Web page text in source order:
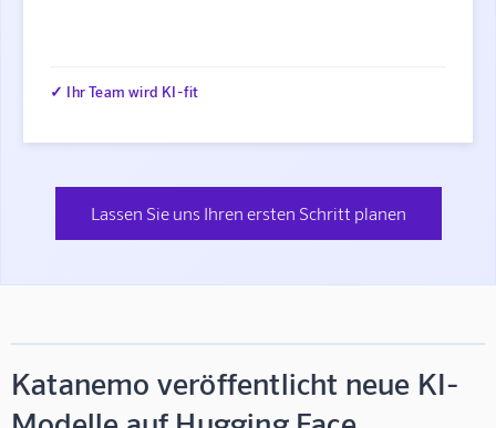
✓ Ihr Team wird KI-fit
Lassen Sie uns Ihren ersten Schritt planen
Katanemo veröffentlicht neue KI-